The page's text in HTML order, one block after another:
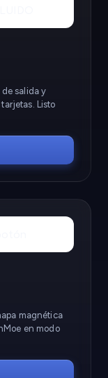
salida y
Listo
magnética
en modo